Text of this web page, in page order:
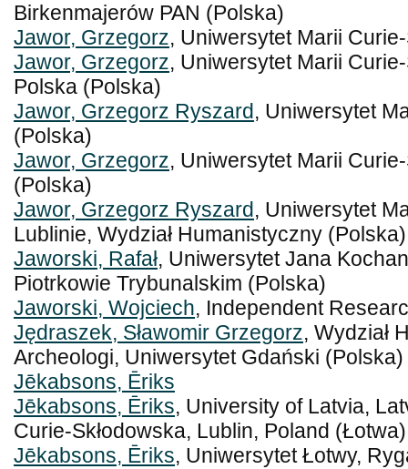
Birkenmajerów PAN (Polska)
Jawor, Grzegorz, Uniwersytet Marii
Jawor, Grzegorz, Uniwersytet Marii
Polska (Polska)
Jawor, Grzegorz Ryszard , Uniwersytet
(Polska)
Jawor, Grzegorz, Uniwersytet Marii
(Polska)
Jawor, Grzegorz Ryszard , Uniwersytet
Lublinie, Wydział Humanistyczny (Polska)
Jaworski, Rafał, Uniwersytet Jana
Piotrkowie Trybunalskim (Polska)
Jaworski, Wojciech, Independent
Jędraszek, Sławomir Grzegorz, Wydział
Archeologi, Uniwersytet Gdański (Polska)
Jēkabsons, Ēriks
Jēkabsons, Ēriks, University of Latvia,
Curie-Skłodowska, Lublin, Poland (Łotwa)
Jēkabsons, Ēriks, Uniwersytet Łotwy,